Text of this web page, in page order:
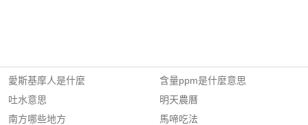
愛斯基摩人是什麼
吐水意思
南方哪些地方
含量ppm是什麼意思
明天農曆
馬啼吃法